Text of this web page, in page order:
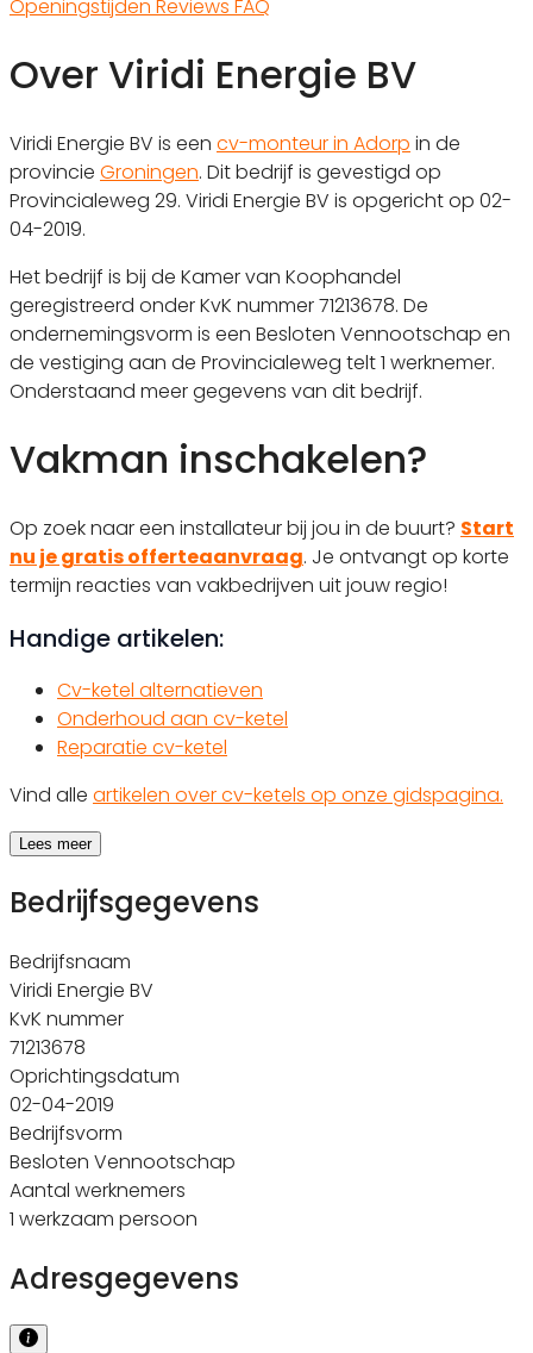
Openingstijden Reviews FAQ
Over Viridi Energie BV
Viridi Energie BV is een cv-monteur in Adorp in de
provincie Groningen. Dit bedrijf is gevestigd op
Provincialeweg 29. Viridi Energie BV is opgericht op 02-
04-2019.
Het bedrijf is bij de Kamer van Koophandel
geregistreerd onder KvK nummer 71213678. De
ondernemingsvorm is een Besloten Vennootschap en
de vestiging aan de Provincialeweg telt 1 werknemer.
Onderstaand meer gegevens van dit bedrijf.
Vakman inschakelen?
Op zoek naar een installateur bij jou in de buurt? Start
nu je gratis offerteaanvraag. Je ontvangt op korte
termijn reacties van vakbedrijven uit jouw regio!
Handige artikelen:
Cv-ketel alternatieven
Onderhoud aan cv-ketel
Reparatie cv-ketel
Vind alle artikelen over cv-ketels op onze gidspagina.
Lees meer
Bedrijfsgegevens
Bedrijfsnaam
Viridi Energie BV
KvK nummer
71213678
Oprichtingsdatum
02-04-2019
Bedrijfsvorm
Besloten Vennootschap
Aantal werknemers
1 werkzaam persoon
Adresgegevens